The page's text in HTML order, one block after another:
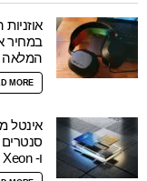
המלאה
MORE
אינטל
ו- Intel Xeon מהדור ה-5